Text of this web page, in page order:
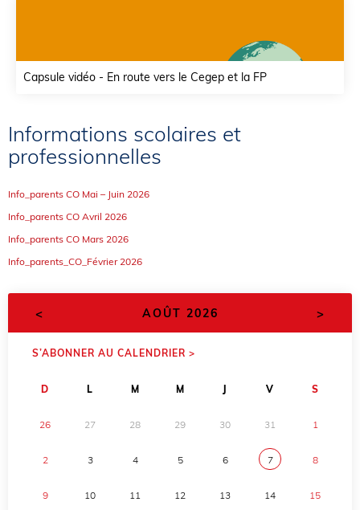
Capsule vidéo - En route vers le Cegep et la FP
Informations scolaires et
professionnelles
Info_parents CO Mai – Juin 2026
Info_parents CO Avril 2026
Info_parents CO Mars 2026
Info_parents_CO_Février 2026
< AOÛT 2026 >
S’ABONNER AU CALENDRIER >
D L M M J V S
26 27 28 29 30 31 1
2 3 4 5 6 7 8
9 10 11 12 13 14 15